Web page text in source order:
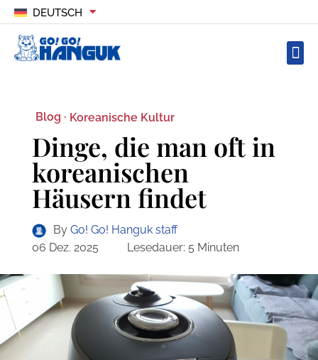
DEUTSCH
Blog · Koreanische Kultur
Dinge, die man oft in
koreanischen
Häusern findet
By Go! Go! Hanguk staff
06 Dez. 2025
Lesedauer: 5 Minuten